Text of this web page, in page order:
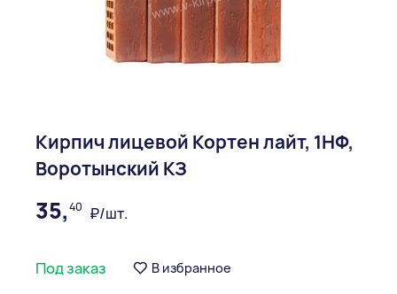
Кирпич лицевой Кортен лайт, 1НФ,
Воротынский КЗ
35,40 ₽/шт.
Под заказ В избранное